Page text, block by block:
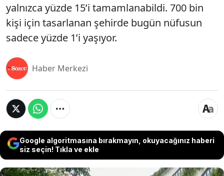
yalnızca yüzde 15’i tamamlanabildi. 700 bin
kişi için tasarlanan şehirde bugün nüfusun
sadece yüzde 1’i yaşıyor.
Haber Merkezi
Google algoritmasına bırakmayın, okuyacağınız haberi
siz seçin! Tıkla ve ekle